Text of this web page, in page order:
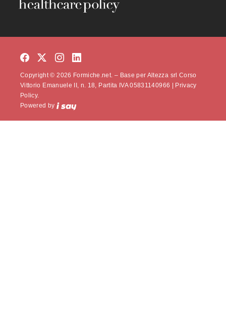
Copyright © 2026 Formiche.net. – Base per Altezza srl Corso
Vittorio Emanuele II, n. 18, Partita IVA 05831140966 |
Privacy
Policy.
Powered by